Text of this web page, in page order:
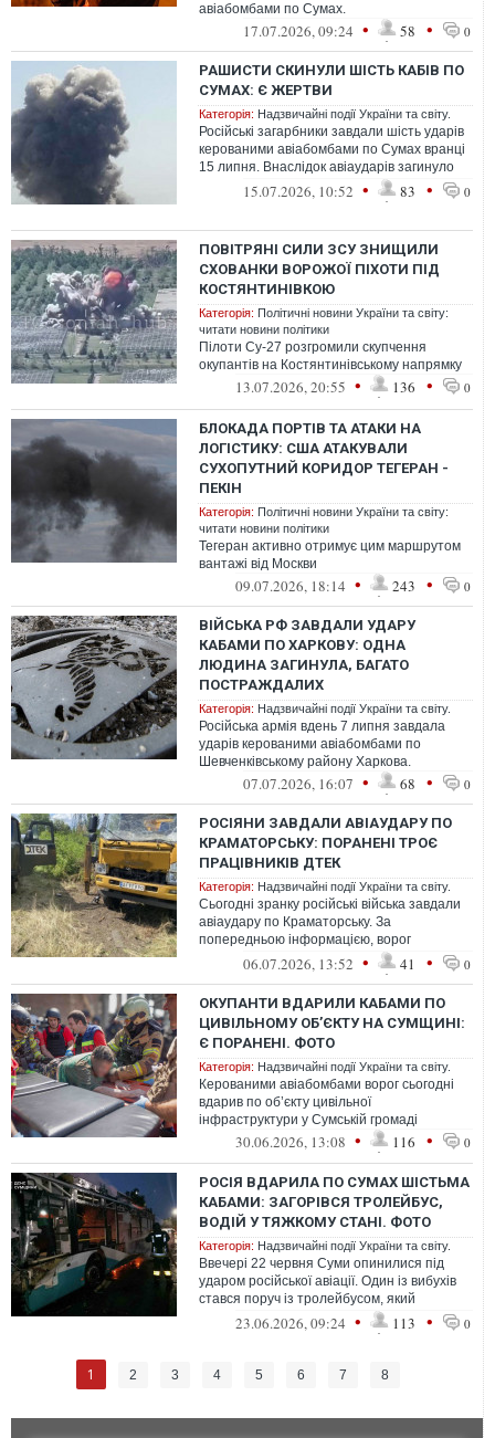
авіабомбами по Сумах.
17.07.2026, 09:24 • 58 • 0
РАШИСТИ СКИНУЛИ ШІСТЬ КАБІВ ПО
СУМАХ: Є ЖЕРТВИ
Категорія: Надзвичайні події України та світу.
Російські загарбники завдали шість ударів
керованими авіабомбами по Сумах вранці
15 липня. Внаслідок авіаударів загинуло
троє людей.15.07.2026, 10:52 • 83 • 0
ПОВІТРЯНІ СИЛИ ЗСУ ЗНИЩИЛИ
СХОВАНКИ ВОРОЖОЇ ПІХОТИ ПІД
КОСТЯНТИНІВКОЮ
Категорія: Політичні новини України та світу:
читати новини політики
Пілоти Су-27 розгромили скупчення
окупантів на Костянтинівському напрямку
13.07.2026, 20:55 • 136 • 0
БЛОКАДА ПОРТІВ ТА АТАКИ НА
ЛОГІСТИКУ: США АТАКУВАЛИ
СУХОПУТНИЙ КОРИДОР ТЕГЕРАН -
ПЕКІН
Категорія: Політичні новини України та світу:
читати новини політики
Тегеран активно отримує цим маршрутом
вантажі від Москви
09.07.2026, 18:14 • 243 • 0
ВІЙСЬКА РФ ЗАВДАЛИ УДАРУ
КАБАМИ ПО ХАРКОВУ: ОДНА
ЛЮДИНА ЗАГИНУЛА, БАГАТО
ПОСТРАЖДАЛИХ
Категорія: Надзвичайні події України та світу.
Російська армія вдень 7 липня завдала
ударів керованими авіабомбами по
Шевченківському району Харкова.
07.07.2026, 16:07 • 68 • 0
РОСІЯНИ ЗАВДАЛИ АВІАУДАРУ ПО
КРАМАТОРСЬКУ: ПОРАНЕНІ ТРОЄ
ПРАЦІВНИКІВ ДТЕК
Категорія: Надзвичайні події України та світу.
Сьогодні зранку російські війська завдали
авіаудару по Краматорську. За
попередньою інформацією, ворог
застосував авіабомбу ФАБ-250 із
керованим модул...
06.07.2026, 13:52 • 41 • 0
ОКУПАНТИ ВДАРИЛИ КАБАМИ ПО
ЦИВІЛЬНОМУ ОБ’ЄКТУ НА СУМЩИНІ:
Є ПОРАНЕНІ. ФОТО
Категорія: Надзвичайні події України та світу.
Керованими авіабомбами ворог сьогодні
вдарив по об’єкту цивільної
інфраструктури у Сумській громаді
30.06.2026, 13:08 • 116 • 0
РОСІЯ ВДАРИЛА ПО СУМАХ ШІСТЬМА
КАБАМИ: ЗАГОРІВСЯ ТРОЛЕЙБУС,
ВОДІЙ У ТЯЖКОМУ СТАНІ. ФОТО
Категорія: Надзвичайні події України та світу.
Ввечері 22 червня Суми опинилися під
ударом російської авіації. Один із вибухів
стався поруч із тролейбусом, який
повністю згорів після атаки.
23.06.2026, 09:24 • 113 • 0
1 2 3 4 5 6 7 8